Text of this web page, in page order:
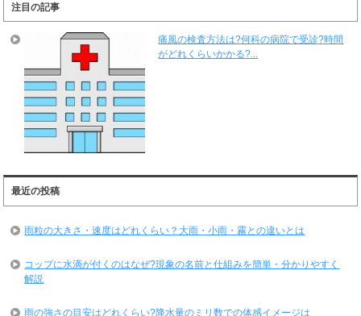
注目の記事
痛風の検査方法は?何科の病院で受診?時間
がどれくらいかかる?...
最近の投稿
雨粒の大きさ・速度はどれくらい？大雨・小雨・霧との違いとは
コップに水滴が付くのはなぜ?現象の名前と仕組みを簡単・分かりやすく
解説
雨の強さの目安はどれくらい?降水量のミリ数での体感イメージは